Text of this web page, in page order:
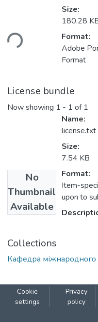
Size:
180.28
Format:
Adobe
Format
License bundle
Now showing 1 - 1 of 1
No
Thumbnail
Available
Name:
license.txt
Size:
7.54 KB
Format:
Item-
upon to
Collections
Кафедра міжнародного
Cookie
settings
Privacy
policy